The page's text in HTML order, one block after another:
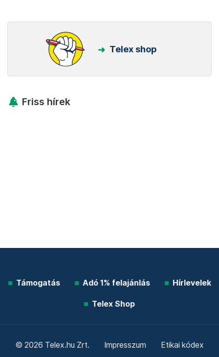
Telex shop
Friss hírek
Támogatás Adó 1% felajánlás Hírlevelek
Telex Shop
© 2026 Telex.hu Zrt. Impresszum Etikai kódex